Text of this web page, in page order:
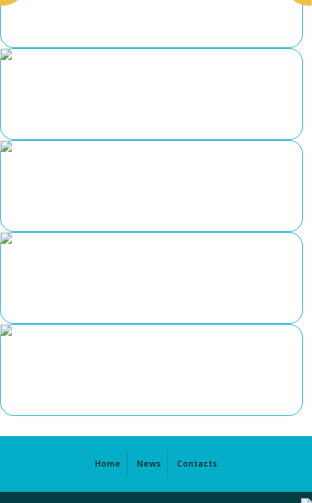
Home News Contacts